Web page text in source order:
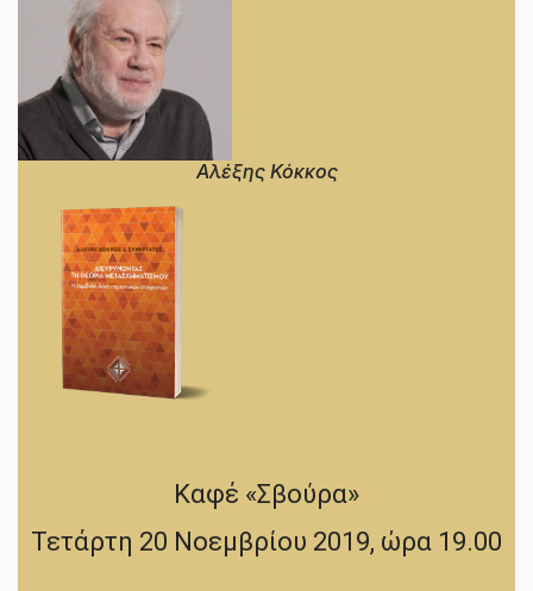
Αλέξης Κόκκος
Καφέ «Σβούρα»
Τετάρτη 20 Νοεμβρίου 2019, ώρα 19.00